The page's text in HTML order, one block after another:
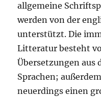
allgemeine
werden von der
unterstützt. Die
Litteratur besteht
Übersetzungen aus
Sprachen;
neuerdings einen